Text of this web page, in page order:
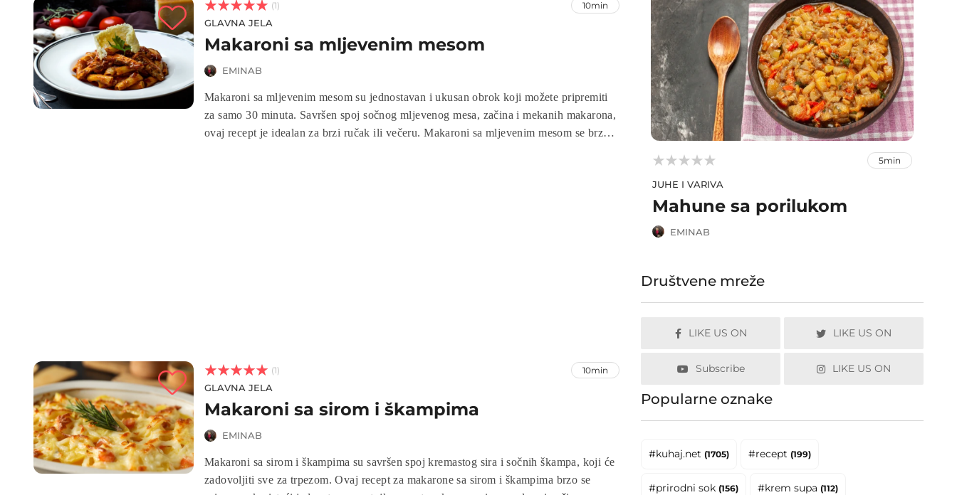


 (1) 10min
GLAVNA JELA
Makaroni sa mljevenim mesom
EMINAB
Makaroni sa mljevenim mesom su jednostavan i ukusan obrok koji možete pripremiti
za samo 30 minuta. Savršen spoj sočnog mljevenog mesa, začina i mekanih makarona,
ovaj recept je idealan za brzi ručak ili večeru. Makaroni sa mljevenim mesom se brzo


 (1) 10min
GLAVNA JELA
Makaroni sa sirom i škampima
EMINAB
Makaroni sa sirom i škampima su savršen spoj kremastog sira i sočnih škampa, koji će
zadovoljiti sve za trpezom. Ovaj recept za makarone sa sirom i škampima brzo se


 5min
JUHE I VARIVA
Mahune sa porilukom
EMINAB
Društvene mreže
LIKE US ON LIKE US ON
Subscribe LIKE US ON
Popularne oznake
#kuhaj.net(1705) #recept(199)
#prirodni sok(156) #krem supa(112)